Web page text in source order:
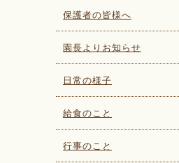
保護者の皆様へ
園長よりお知らせ
日常の様子
給食のこと
行事のこと